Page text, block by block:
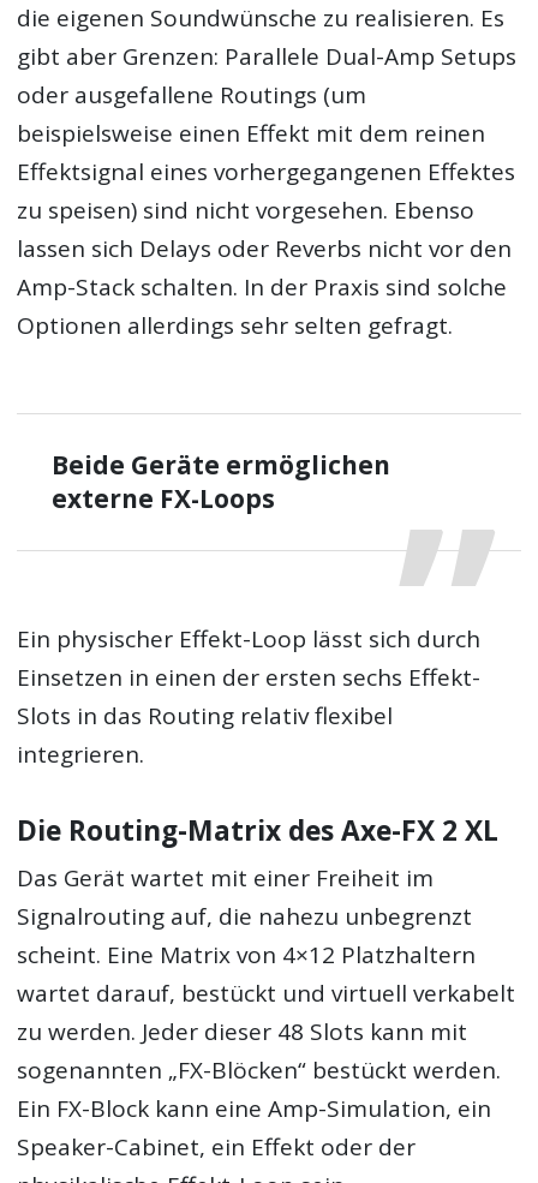
die eigenen Soundwünsche zu realisieren. Es
gibt aber Grenzen: Parallele Dual-Amp Setups
oder ausgefallene Routings (um
beispielsweise einen Effekt mit dem reinen
Effektsignal eines vorhergegangenen Effektes
zu speisen) sind nicht vorgesehen. Ebenso
lassen sich Delays oder Reverbs nicht vor den
Amp-Stack schalten. In der Praxis sind solche
Optionen allerdings sehr selten gefragt.
Beide Geräte ermöglichen
externe FX-Loops
Ein physischer Effekt-Loop lässt sich durch
Einsetzen in einen der ersten sechs Effekt-
Slots in das Routing relativ flexibel
integrieren.
Die Routing-Matrix des Axe-FX 2 XL
Das Gerät wartet mit einer Freiheit im
Signalrouting auf, die nahezu unbegrenzt
scheint. Eine Matrix von 4×12 Platzhaltern
wartet darauf, bestückt und virtuell verkabelt
zu werden. Jeder dieser 48 Slots kann mit
sogenannten „FX-Blöcken“ bestückt werden.
Ein FX-Block kann eine Amp-Simulation, ein
Speaker-Cabinet, ein Effekt oder der